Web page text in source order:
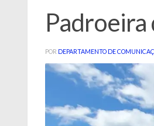
Padroeira
POR DEPARTAMENTO DE